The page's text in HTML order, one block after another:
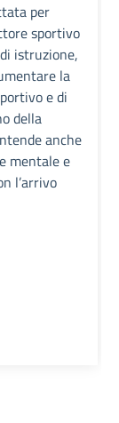
per
sportivo
istruzione,
la
e di
della
anche
mentale e
l’arrivo